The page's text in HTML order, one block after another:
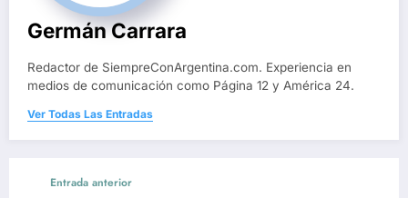
Germán Carrara
Redactor de SiempreConArgentina.com. Experiencia en
medios de comunicación como Página 12 y América 24.
Ver Todas Las Entradas
Entrada anterior